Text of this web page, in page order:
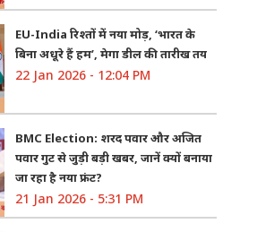
EU-India रिश्तों में नया मोड़, ‘भारत के
बिना अधूरे हैं हम’, मेगा डील की तारीख तय
22 Jan 2026 - 12:04 PM
BMC Election: शरद पवार और अजित
पवार गुट से जुड़ी बड़ी खबर, जानें क्यों बनाया
जा रहा है नया फ्रंट?
21 Jan 2026 - 5:31 PM